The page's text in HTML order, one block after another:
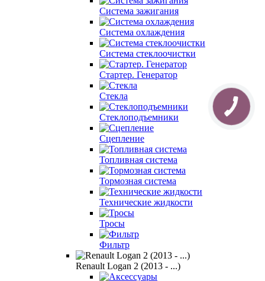
Система зажигания
Система охлаждения
Система cтеклоочистки
Стартер. Генератор
Стекла
Стеклоподъемники
Сцепление
Топливная система
Тормозная система
Технические жидкости
Тросы
Фильтр
Renault Logan 2 (2013 - ...)